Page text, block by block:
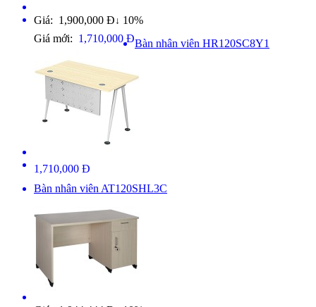
Giá: 1,900,000 Đ ↓ 10%
Giá mới: 1,710,000 ĐBàn nhân viên HR120SC8Y1
1,710,000 Đ
Bàn nhân viên AT120SHL3C